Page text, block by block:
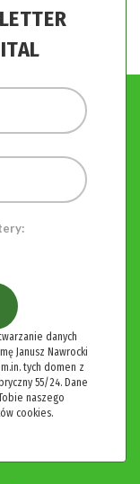
danych
Janusz Nawrocki
tych domen z
55/24. Dane
naszego
cookies.